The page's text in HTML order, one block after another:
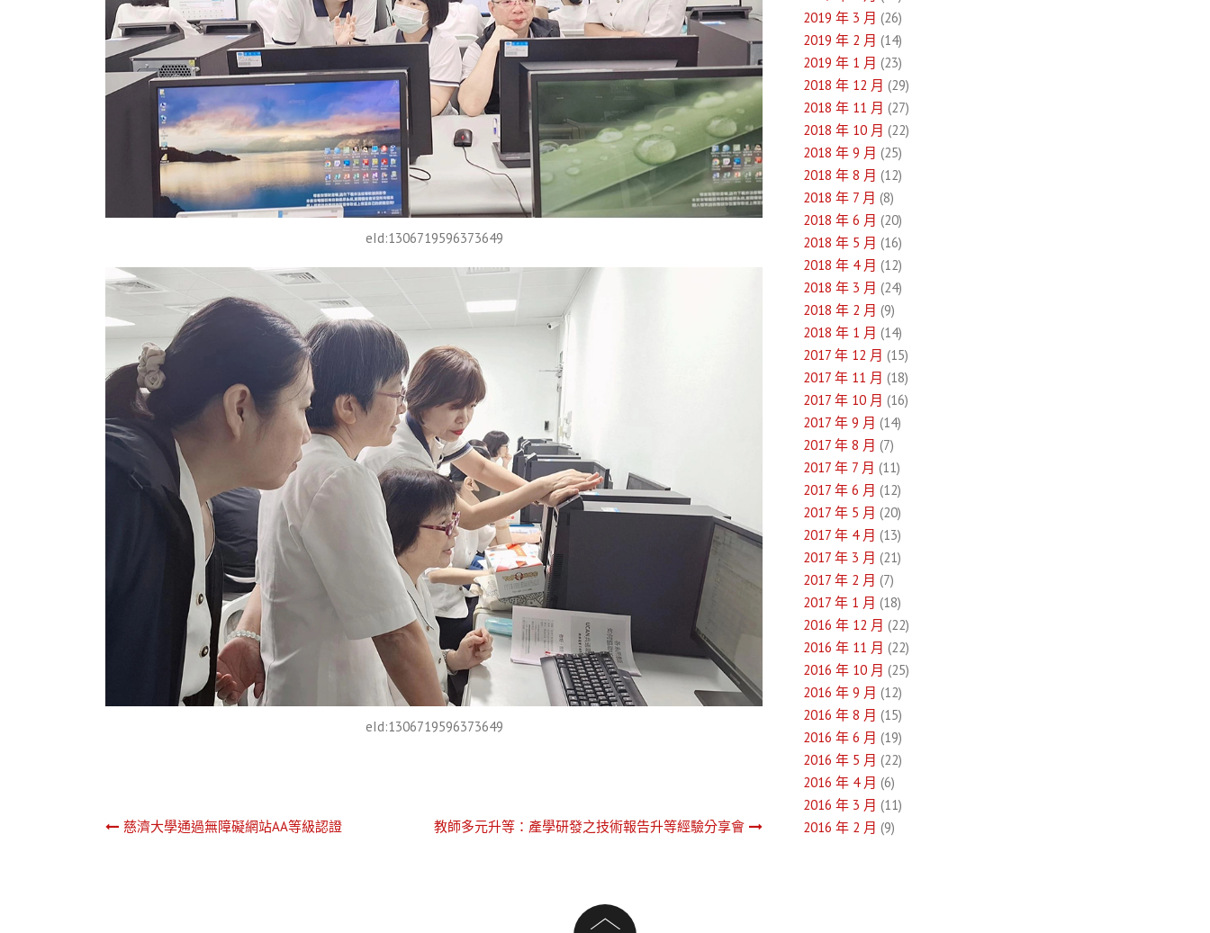
eId:1306719596373649
eId:1306719596373649
文慈濟大學通過無障礙網站AA等級認證 教師多元升等：產學研發之技術報告升等經驗分享會
2019 年 3 月 (26)
2019 年 2 月 (14)
2019 年 1 月 (23)
2018 年 12 月 (29)
2018 年 11 月 (27)
2018 年 10 月 (22)
2018 年 9 月 (25)
2018 年 8 月 (12)
2018 年 7 月 (8)
2018 年 6 月 (20)
2018 年 5 月 (16)
2018 年 4 月 (12)
2018 年 3 月 (24)
2018 年 2 月 (9)
2018 年 1 月 (14)
2017 年 12 月 (15)
2017 年 11 月 (18)
2017 年 10 月 (16)
2017 年 9 月 (14)
2017 年 8 月 (7)
2017 年 7 月 (11)
2017 年 6 月 (12)
2017 年 5 月 (20)
2017 年 4 月 (13)
2017 年 3 月 (21)
2017 年 2 月 (7)
2017 年 1 月 (18)
2016 年 12 月 (22)
2016 年 11 月 (22)
2016 年 10 月 (25)
2016 年 9 月 (12)
2016 年 8 月 (15)
2016 年 6 月 (19)
2016 年 5 月 (22)
2016 年 4 月 (6)
2016 年 3 月 (11)
2016 年 2 月 (9)